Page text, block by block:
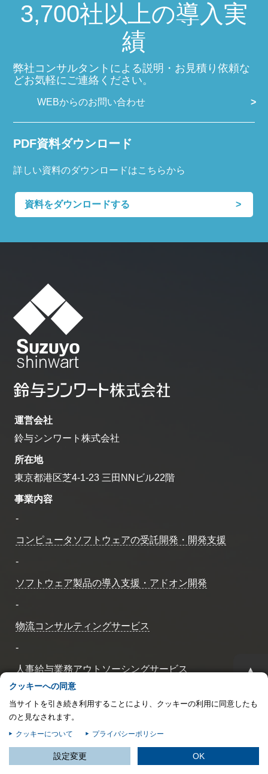
3,700社以上の導入実
績
弊社コンサルタントによる説明・お見積り依頼な
どお気軽にご連絡ください。
WEBからのお問い合わせ
PDF資料ダウンロード
詳しい資料のダウンロードはこちらから
資料をダウンロードする
運営会社
鈴与シンワート株式会社
所在地
東京都港区芝4-1-23 三田NNビル22階
事業内容
-
コンピュータソフトウェアの受託開発・開発支援
-
ソフトウェア製品の導入支援・アドオン開発
-
物流コンサルティングサービス
-
人事給与業務アウトソーシングサービス
データセンター＆クラウドサービス
▲
クッキーへの同意
当サイトを引き続き利用することにより、クッキーの利用に同意したも
のと見なされます。
クッキーについて プライバシーポリシー
設定変更 OK
プライバシー情報
お客様が当サイトを訪れると、ブラウザに情報が保存される、またはブラウ
Cookie であり、対象となるのはサイト訪問者に関する情報、サイト訪問者
せる目的を中心に使われます。個人を直接特定できる情報が保存されること
Cookie については有効化を拒否できるよう配慮しています。各カテゴリを
クリックすることで、それらの Cookie に関する詳細を確認し、当サイトに
細情報
パフォーマンス Cookie
ターゲティング Cookie
この設定で保存する